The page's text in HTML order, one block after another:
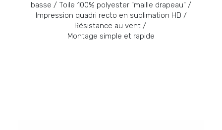
basse / Toile 100% polyester "maille drapeau" /
Impression quadri recto en sublimation HD /
Résistance au vent /
Montage simple et rapide